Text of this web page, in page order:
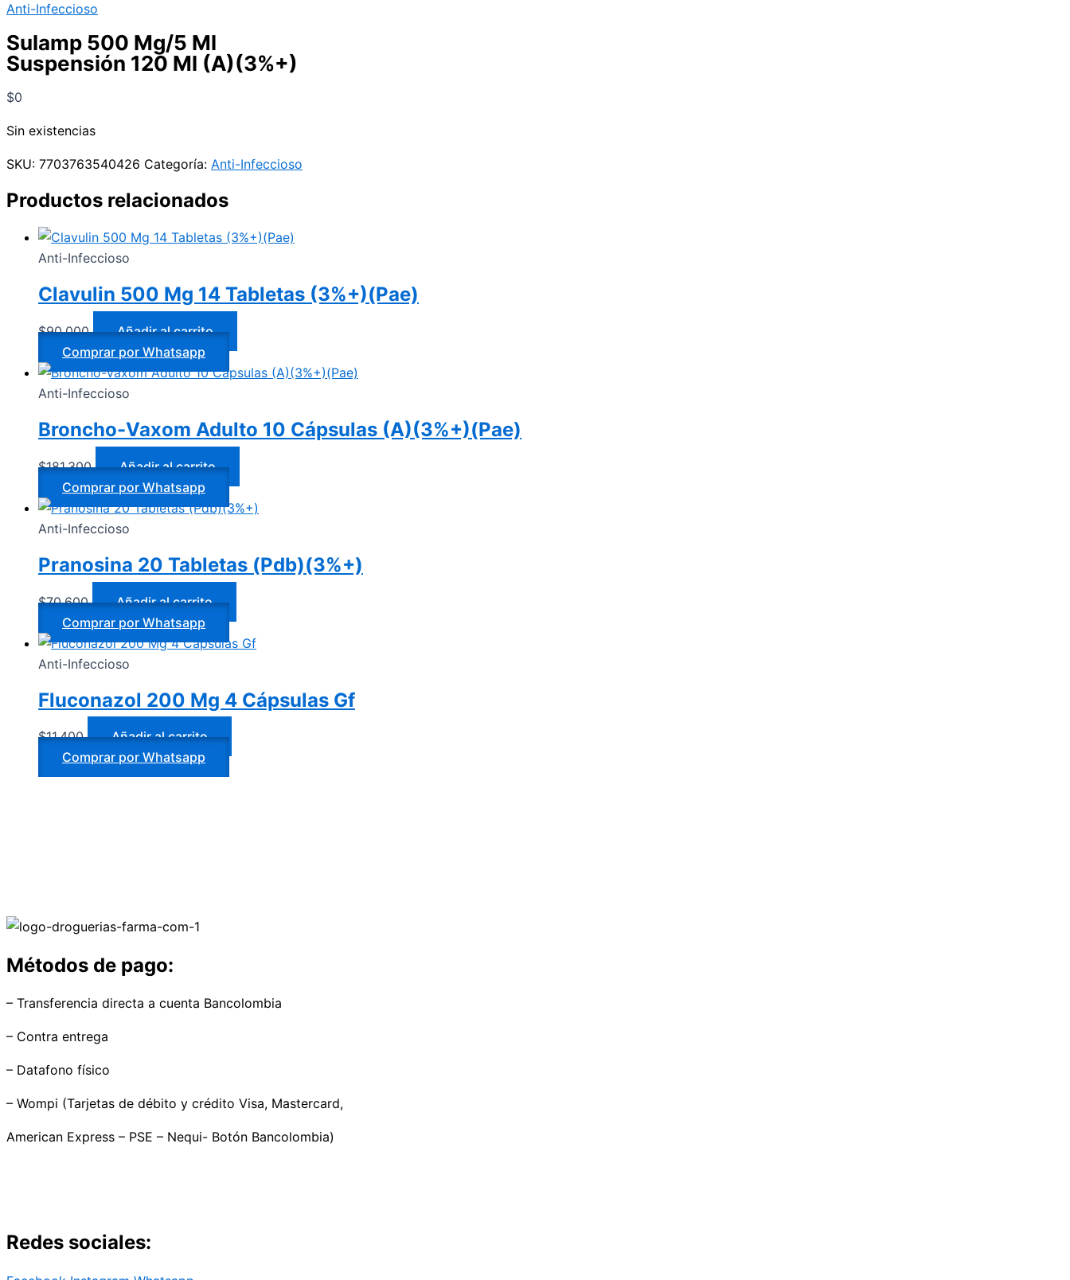
Anti-Infeccioso
Sulamp 500 Mg/5 Ml
Suspensión 120 Ml (A)(3%+)
$0
Sin existencias
SKU: 7703763540426 Categoría: Anti-Infeccioso
Productos relacionados
Anti-Infeccioso
Clavulin 500 Mg 14 Tabletas (3%+)(Pae)
$90.000
Añadir al carrito
Comprar por Whatsapp
Anti-Infeccioso
Broncho-Vaxom Adulto 10 Cápsulas (A)(3%+)(Pae)
$181.300
Añadir al carrito
Comprar por Whatsapp
Anti-Infeccioso
Pranosina 20 Tabletas (Pdb)(3%+)
$70.600
Añadir al carrito
Comprar por Whatsapp
Anti-Infeccioso
Fluconazol 200 Mg 4 Cápsulas Gf
$11.400
Añadir al carrito
Comprar por Whatsapp
Métodos de pago:
– Transferencia directa a cuenta Bancolombia
– Contra entrega
– Datafono físico
– Wompi (Tarjetas de débito y crédito Visa, Mastercard,
American Express – PSE – Nequi- Botón Bancolombia)
Redes sociales: